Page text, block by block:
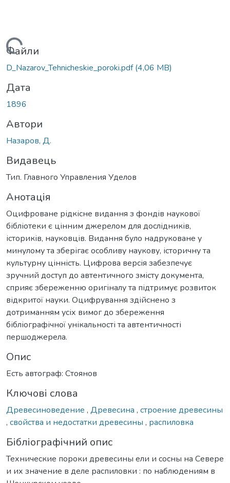
Вантажиться...
Файли
D_Nazarov_Tehnicheskie_poroki.pdf(4,06 MB)
Дата
1896
Автори
Назаров, Д.
Видавець
Тип. Главного Управления Уделов
Анотація
Оцифроване рідкісне видання з фондів наукової
бібліотеки є цінним джерелом для дослідників,
істориків, науковців. Видання було надруковане у
минулому та зберігає особливу наукову, історичну та
культурну цінність. Цифрова версія забезпечує
зручний доступ до автентичного змісту документа,
сприяє збереженню оригіналу та підтримує розвиток
відкритої науки. Оцифрування здійснено з
дотриманням усіх вимог до збереження
бібліографічної унікальності та автентичності
першоджерела.
Опис
Есть автограф: Стоянов
Ключові слова
Древесиноведение , Древесина , строение древесины
, свойства и недостатки древесины , распиловка
Бібліографічний опис
Технические пороки древесины ели и сосны на Севере
и их значение в деле распиловки : по наблюдениям в